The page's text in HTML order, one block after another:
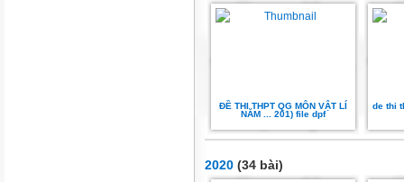
ĐỀ THI THPT QG MÔN VẬT LÍ
NĂM ... 201) file dpf
de thi
2020 (34 bài)